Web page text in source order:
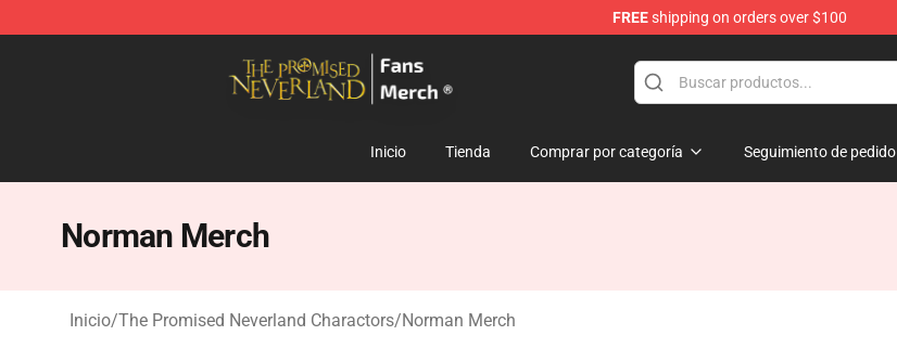
FREEshipping on orders over $100
The Promised Neverland Store - Official The Promised Neverland Merchandise Shop
Inicio Tienda Comprar por categoría Seguimiento de pedido
Norman Merch
Inicio/The Promised Neverland Charactors/Norman Merch